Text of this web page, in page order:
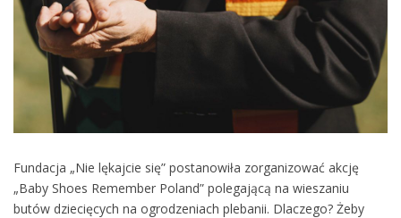
Fundacja „Nie lękajcie się” postanowiła zorganizować akcję
„Baby Shoes Remember Poland” polegającą na wieszaniu
butów dziecięcych na ogrodzeniach plebanii. Dlaczego? Żeby